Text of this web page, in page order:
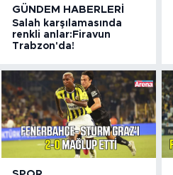
GÜNDEM HABERLERI
Salah karşılamasında
renkli anlar:Firavun
Trabzon'da!